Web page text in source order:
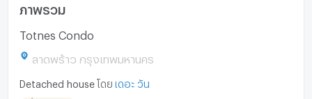
ภาพรวม
Totnes Condo
ลาดพร้าว กรุงเทพมหานคร
Detached house โดย เดอะ วัน